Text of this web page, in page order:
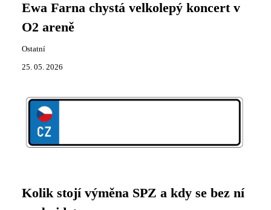
Ewa Farna chystá velkolepý koncert v
O2 areně
Ostatní
25. 05. 2026
Kolik stojí výměna SPZ a kdy se bez ní